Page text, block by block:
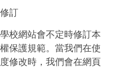
訂
校網站會不定時修訂本
保護規範。當我們在使
修改時，我們會在網頁